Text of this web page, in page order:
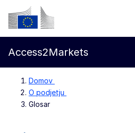
Preskoči na glavno vsebino
Evropska komisija
Access2Markets
Domov
O podjetju
Glosar